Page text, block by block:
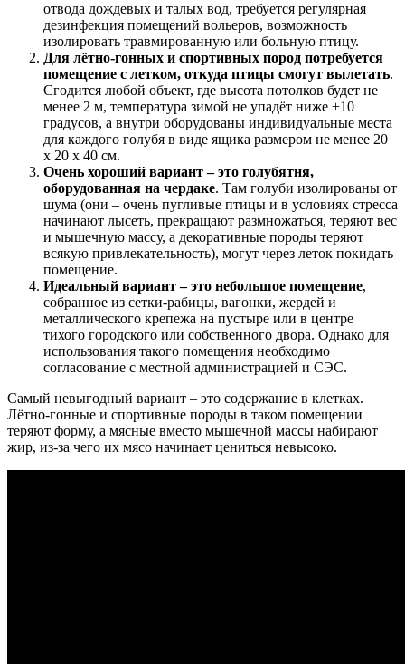
отвода дождевых и талых вод, требуется регулярная
дезинфекция помещений вольеров, возможность
изолировать травмированную или больную птицу.
Для лётно-гонных и спортивных пород потребуется
помещение с летком, откуда птицы смогут вылетать.
Сгодится любой объект, где высота потолков будет не
менее 2 м, температура зимой не упадёт ниже +10
градусов, а внутри оборудованы индивидуальные места
для каждого голубя в виде ящика размером не менее 20
х 20 х 40 см.
Очень хороший вариант – это голубятня,
оборудованная на чердаке. Там голуби изолированы от
шума (они – очень пугливые птицы и в условиях стресса
начинают лысеть, прекращают размножаться, теряют вес
и мышечную массу, а декоративные породы теряют
всякую привлекательность), могут через леток покидать
помещение.
Идеальный вариант – это небольшое помещение,
собранное из сетки-рабицы, вагонки, жердей и
металлического крепежа на пустыре или в центре
тихого городского или собственного двора. Однако для
использования такого помещения необходимо
согласование с местной администрацией и СЭС.
Самый невыгодный вариант – это содержание в клетках.
Лётно-гонные и спортивные породы в таком помещении
теряют форму, а мясные вместо мышечной массы набирают
жир, из-за чего их мясо начинает цениться невысоко.